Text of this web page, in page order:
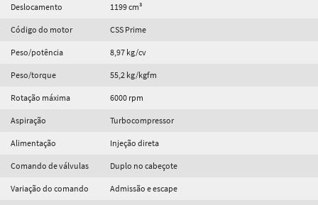
Deslocamento 1199 cm³
Código do motor CSS Prime
Peso/potência 8,97 kg/cv
Peso/torque 55,2 kg/kgfm
Rotação máxima 6000 rpm
Aspiração Turbocompressor
Alimentação Injeção direta
Comando de válvulas Duplo no cabeçote
Variação do comando Admissão e escape